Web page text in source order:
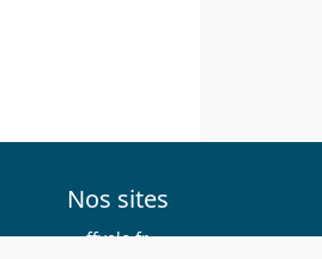
Nos sites
ffvelo.fr